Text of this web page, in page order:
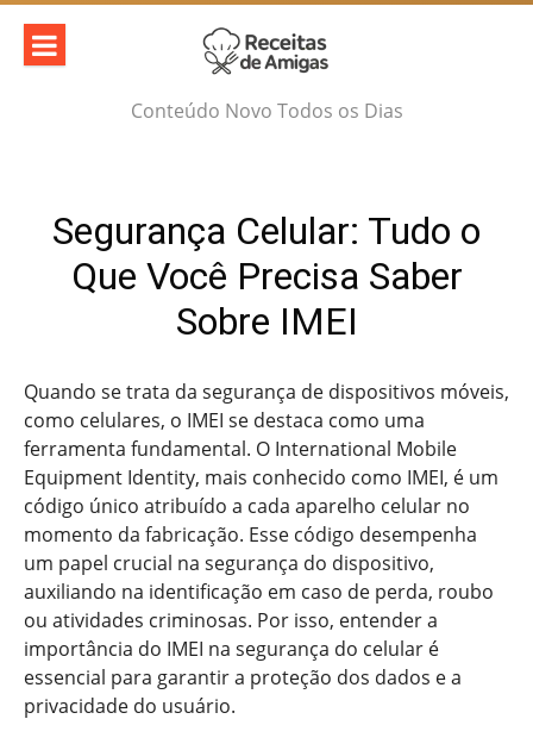
Skip
content
Conteúdo Novo Todos os Dias
Segurança Celular: Tudo o
Que Você Precisa Saber
Sobre IMEI
Quando se trata da segurança de dispositivos móveis,
como celulares, o IMEI se destaca como uma
ferramenta fundamental. O International Mobile
Equipment Identity, mais conhecido como IMEI, é um
código único atribuído a cada aparelho celular no
momento da fabricação. Esse código desempenha
um papel crucial na segurança do dispositivo,
auxiliando na identificação em caso de perda, roubo
ou atividades criminosas. Por isso, entender a
importância do IMEI na segurança do celular é
essencial para garantir a proteção dos dados e a
privacidade do usuário.